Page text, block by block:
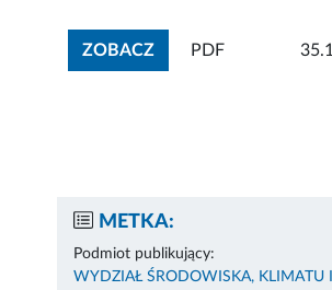
ZOBACZZOBACZ ZAŁĄCZNIK
PDF
METKA:
Podmiot publikujący:
WYDZIAŁ ŚRODOWISKA, KLIMATU